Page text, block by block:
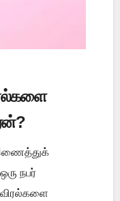
நபர்
விரல்களை